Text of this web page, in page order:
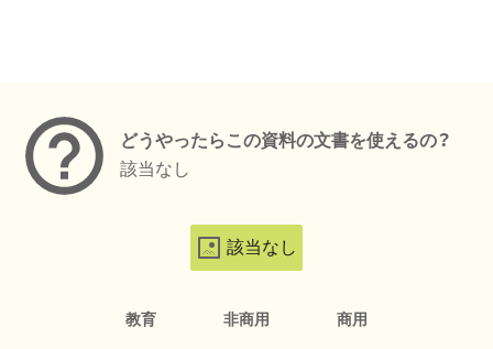
どうやったらこの資料の文書を使えるの？
該当なし
該当なし
教育 非商用 商用